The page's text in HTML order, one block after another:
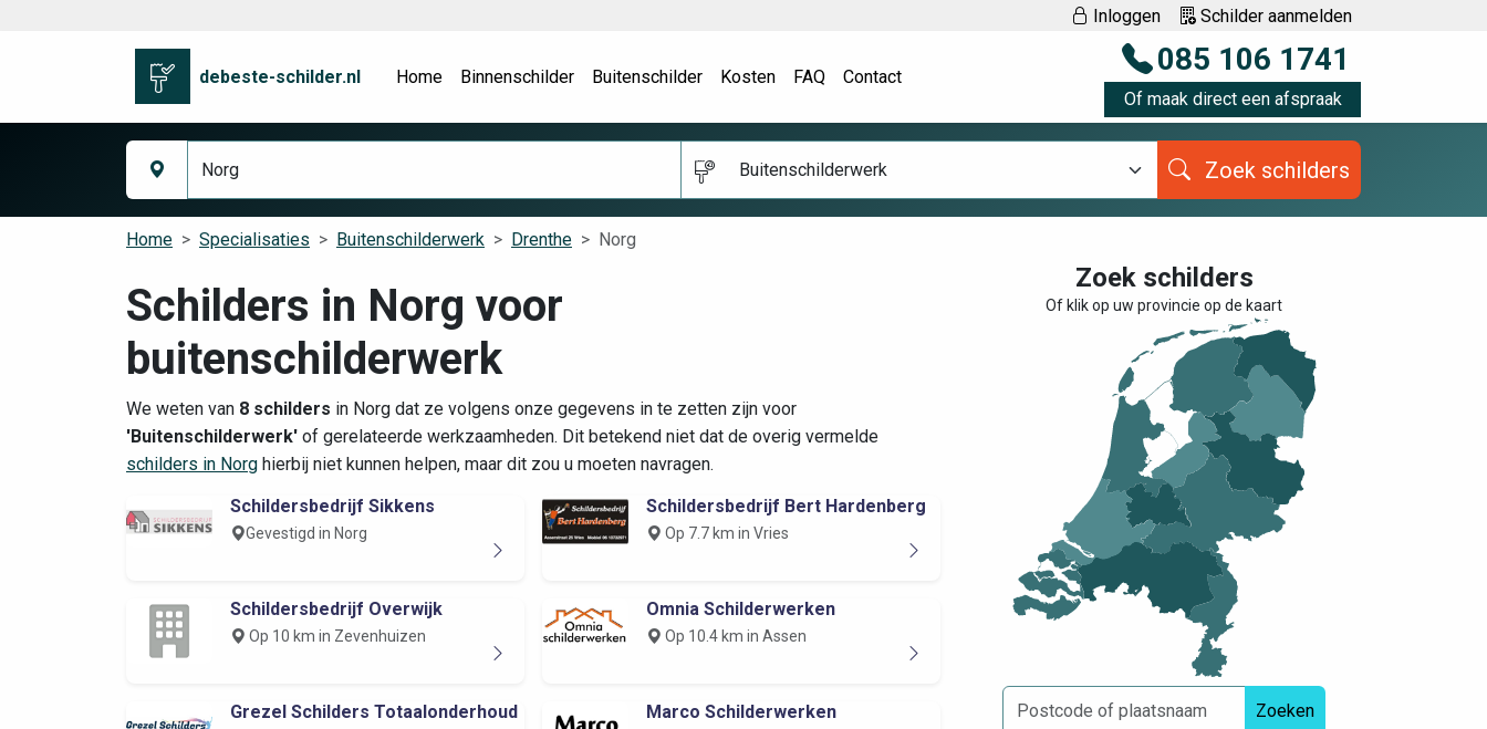
Inloggen Schilder aanmelden
debeste-schilder.nl Home Binnenschilder Buitenschilder Kosten FAQ Contact 085 106 1741
Of maak direct een afspraak
Buitenschilderwerk Zoek schilders
Home Specialisaties Buitenschilderwerk Drenthe Norg
Schilders in Norg voor
buitenschilderwerk
We weten van 8 schilders in Norg dat ze volgens onze gegevens in te zetten zijn voor
'Buitenschilderwerk' of gerelateerde werkzaamheden. Dit betekend niet dat de overig vermelde
schilders in Norg hierbij niet kunnen helpen, maar dit zou u moeten navragen.
Schildersbedrijf Sikkens
Gevestigd in Norg
Schildersbedrijf Bert Hardenberg
Op 7.7 km in Vries
Schildersbedrijf Overwijk
Op 10 km in Zevenhuizen
Omnia Schilderwerken
Op 10.4 km in Assen
Grezel Schilders Totaalonderhoud Marco Schilderwerken
Zoek schilders
Of klik op uw provincie op de kaart
Zoeken